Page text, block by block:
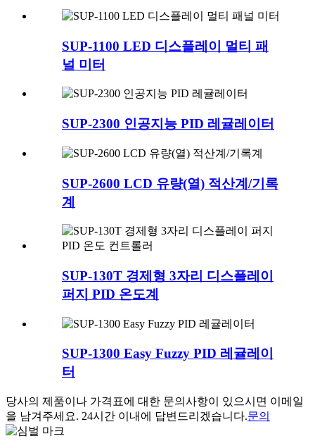
SUP-1100 LED 디스플레이 멀티 패
널 미터
SUP-2300 인공지능 PID 레귤레이터
SUP-2600 LCD 유량(열) 적산계/기록
계
SUP-130T 경제형 3자리 디스플레이
퍼지 PID 온도계
SUP-1300 Easy Fuzzy PID 레귤레이
터
당사의 제품이나 가격표에 대한 문의사항이 있으시면 이메일
을 남겨주세요. 24시간 이내에 답변드리겠습니다.문의